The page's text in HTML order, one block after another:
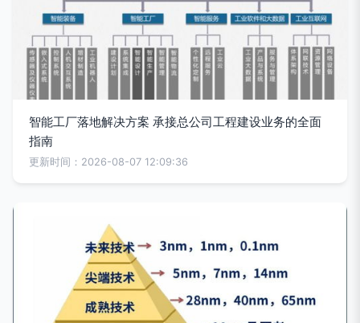
智能工厂落地解决方案 承接总公司工程建设业务的全面
指南
更新时间：2026-08-07 12:09:36